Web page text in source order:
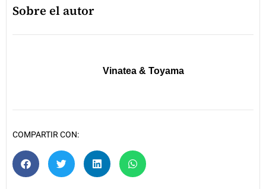
Sobre el autor
Vinatea & Toyama
COMPARTIR CON: